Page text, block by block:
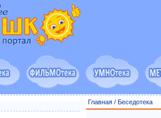
Главная/ Беседотека